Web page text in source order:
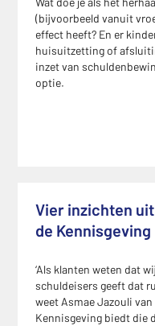
(bijvoorbeeld vanuit
effect heeft? En er
huisuitzetting of
inzet van
optie.
Vier inzichten
de Kennisgeving
‘Als klanten weten dat
schuldeisers geeft dat
weet Asmae Jazouli van
Kennisgeving biedt die